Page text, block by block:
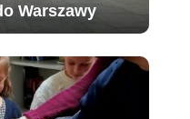
Warszawy